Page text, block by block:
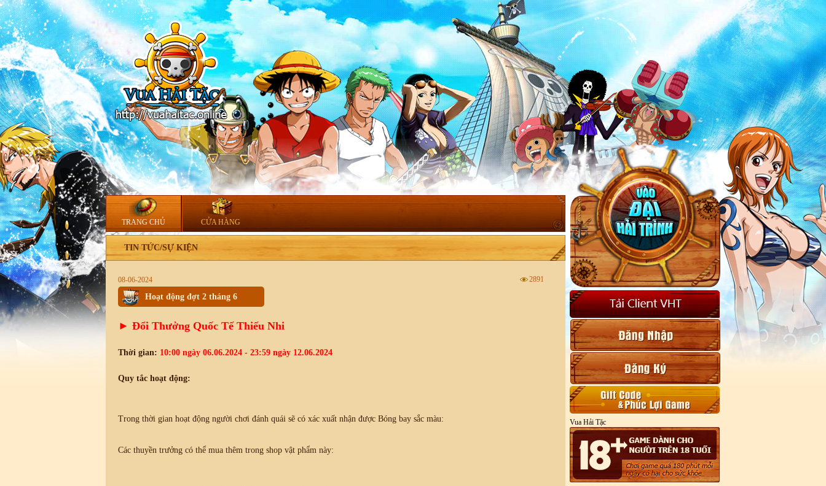
TRANG CHỦ CỬA HÀNG
TIN TỨC/SỰ KIỆN
08-06-2024 2891
Hoạt động đợt 2 tháng 6
► Đổi Thưởng Quốc Tế Thiếu Nhi
Thời gian: 10:00 ngày 06.06.2024 - 23:59 ngày 12.06.2024
Quy tắc hoạt động:
Trong thời gian hoạt động người chơi đánh quái sẽ có xác xuất nhận được Bóng bay sắc màu:
Các thuyền trưởng có thể mua thêm trong shop vật phẩm này:
Vua Hải Tặc